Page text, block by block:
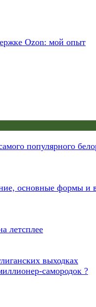
Ozon: мой опыт
популярного
основные формы и
летсплее
самородок ?